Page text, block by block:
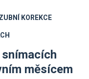
KOREKCE
měsícem